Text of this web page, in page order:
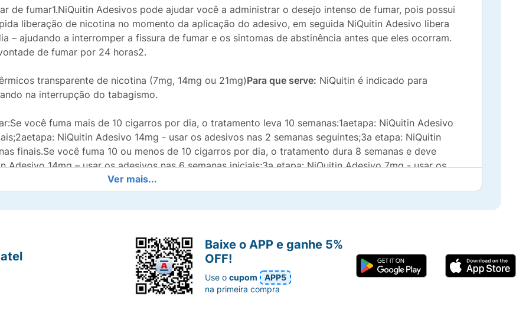
de fumar1.NiQuitin Adesivos pode ajudar você a administrar o desejo intenso de fumar, pois possui
liberação de nicotina no momento da aplicação do adesivo, em seguida NiQuitin Adesivo libera
– ajudando a interromper a fissura de fumar e os sintomas de abstinência antes que eles ocorram.
de fumar por 24 horas2.
transparente de nicotina (7mg, 14mg ou 21mg)Para que serve: NiQuitin é indicado para
na interrupção do tabagismo.
você fuma mais de 10 cigarros por dia, o tratamento leva 10 semanas:1aetapa: NiQuitin Adesivo
NiQuitin Adesivo 14mg - usar os adesivos nas 2 semanas seguintes;3a etapa: NiQuitin
finais.Se você fuma 10 ou menos de 10 cigarros por dia, o tratamento dura 8 semanas e deve
Adesivo 14mg – usar os adesivos nas 6 semanas iniciais;3a etapa: NiQuitin Adesivo 7mg - usar os
1.3480.0106 (Adesivos). NÃO USE ESTE MEDICAMENTO SE VOCÊ É FUMANTE COM
of over-the-counter nicotine patch. Nicotine and Tobacco Research. 2002. 4: 477-4832.
on the cigarette craving over the course of the day: results from two randomized clinical trials.
Exemplo e-commerce Droga Raia – Imagens. 4 mg only. 2. Must be qualified with “4mg lozenge
Ver mais...
Baixe o APP e ganhe 5%
OFF!
Use ocupom
APP5
na primeira compra